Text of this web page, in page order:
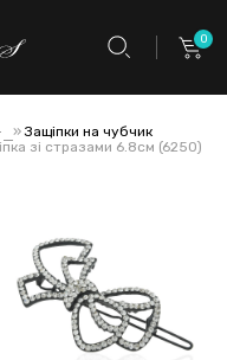
0
»Защіпки на чубчик
зі стразами 6.8см (6250)